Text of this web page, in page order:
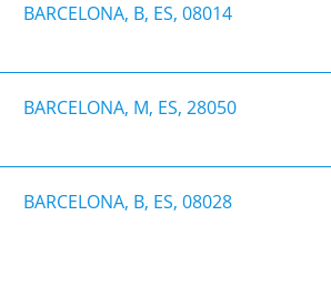
BARCELONA, B, ES, 08014
BARCELONA, M, ES, 28050
BARCELONA, B, ES, 08028